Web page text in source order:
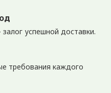
успешной доставки.
требования каждого